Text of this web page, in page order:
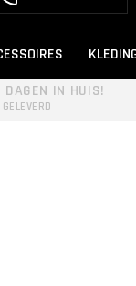
DAGEN IN HUIS!